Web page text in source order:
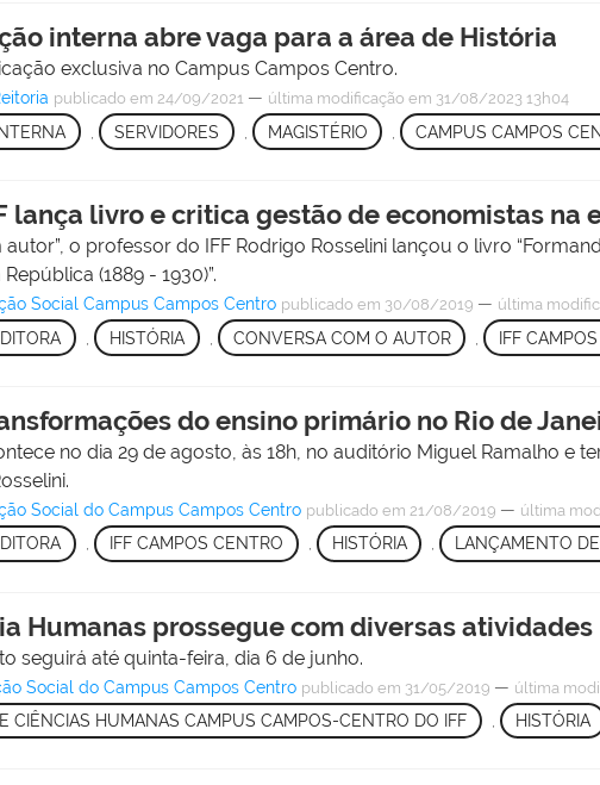
interna abre vaga para a área de História
exclusiva no Campus Campos Centro.
publicado em 24/09/2021 — última modificação em 31/08/2023 13h04
SERVIDORES MAGISTÉRIO , CAMPUS CAMPOS
lança livro e critica gestão de economistas na
o professor do IFF Rodrigo Rosselini lançou o livro
(1889 - 1930)”.
Social Campus Campos Centro publicado em 30/08/2019 — última
HISTÓRIA CONVERSA COM O AUTOR , IFF
do ensino primário no Rio de
no dia 29 de agosto, às 18h, no auditório Miguel Ramalho e
Social do Campus Campos Centro publicado em 21/08/2019 — última
, IFF CAMPOS CENTRO , HISTÓRIA , LANÇAMENTO
Humanas prossegue com diversas atividades
seguirá até quinta-feira, dia 6 de junho.
Social do Campus Campos Centro publicado em 31/05/2019 — última
CIÊNCIAS HUMANAS CAMPUS CAMPOS-CENTRO DO IFF HISTÓRIA